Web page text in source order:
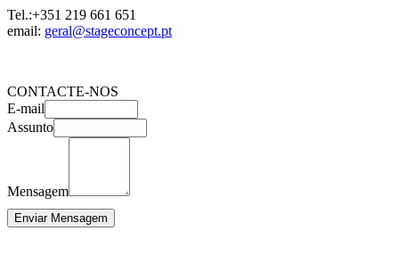
Tel.:+351 219 661 651
email: geral@stageconcept.pt
CONTACTE-NOS
E-mail
Assunto
Mensagem